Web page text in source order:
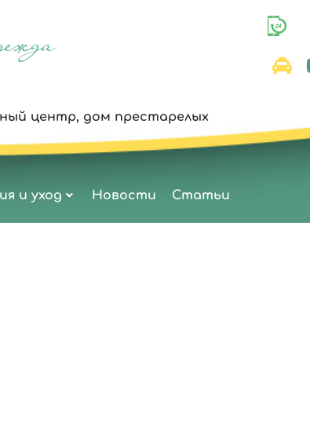
центр, дом престарелых
и уход Новости Статьи